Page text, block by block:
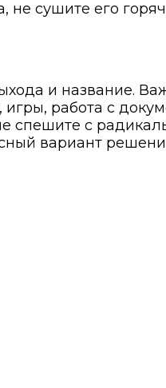
не сушите его
и название.
игры, работа с
спешите с
вариант